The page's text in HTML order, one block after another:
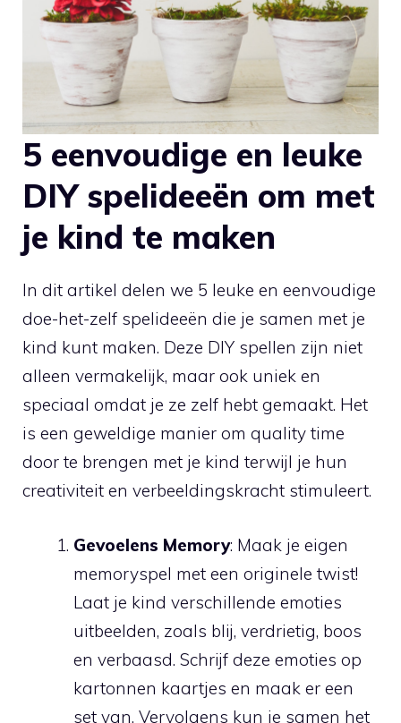
5 eenvoudige en leuke
DIY spelideeën ⁤om met
⁢je kind te maken
In dit artikel delen we 5 leuke en eenvoudige‍
doe-het-zelf spelideeën die je samen met je
⁢kind kunt maken. Deze DIY spellen zijn niet
alleen vermakelijk, maar ook uniek ⁣en​
speciaal ​omdat je ze zelf hebt⁤ gemaakt.‍ Het
is⁣ een ⁢geweldige manier om quality time
door ‍te brengen met je kind terwijl ⁤je hun
creativiteit en ​verbeeldingskracht stimuleert.
Gevoelens Memory: Maak je ‌eigen
memoryspel met een‍ originele twist!
Laat je kind verschillende emoties
uitbeelden, zoals ​blij, verdrietig, boos
en verbaasd. ⁤Schrijf deze emoties ‍op
kartonnen kaartjes en⁢ maak er een
set van. Vervolgens kun je samen ⁢het